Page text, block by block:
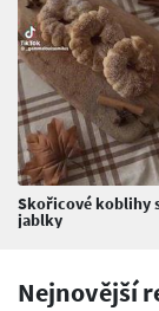
Skořicové koblihy
jablky
Nejnovější